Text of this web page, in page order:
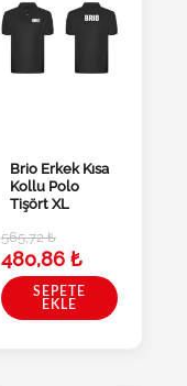
Brio Erkek Kısa
Kollu Polo
Tişört XL
565,72₺
480,86 ₺
SEPETE
EKLE